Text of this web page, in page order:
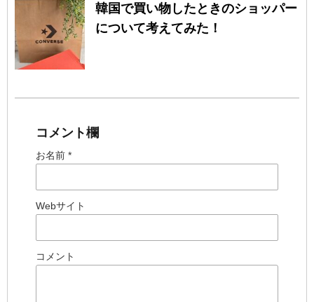
韓国で買い物したときのショッパー
について考えてみた！
コメント欄
お名前 *
Webサイト
コメント